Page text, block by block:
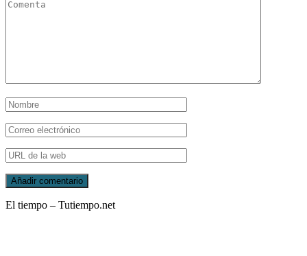
El tiempo – Tutiempo.net